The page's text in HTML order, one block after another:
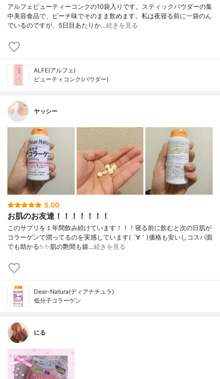
アルフェビューティーコンクの10袋入りです。スティックパウダーの集
中美容食品で、ピーチ味でそのまま飲めます。私は夜寝る前に一袋のん
でいるのですが、5日目あたりか…続きを見る
ALFE(アルフェ)
ビューティコンク(パウダー)
ヤッシー
5.00
お肌のお友達！！！！！！！
このサプリを１年間飲み続けています！！！寝る前に飲むと次の日肌が
コラーゲンで潤ってるのを実感しています( ´∀｀)価格も安いしコスパ面
でも助かる✨✨肌の艶間も嬉…続きを見る
Dear-Natura(ディアナチュラ)
低分子コラーゲン
にる